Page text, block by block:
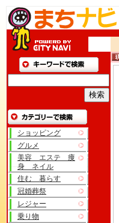
ショッピング
グルメ
美容 エステ 痩
身 ネイル
住む 暮らす
冠婚葬祭
レジャー
乗り物